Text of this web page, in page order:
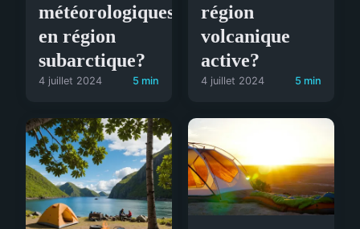
météorologiques
en région
subarctique?
4 juillet 2024 5 min
région
volcanique
active?
4 juillet 2024 5 min